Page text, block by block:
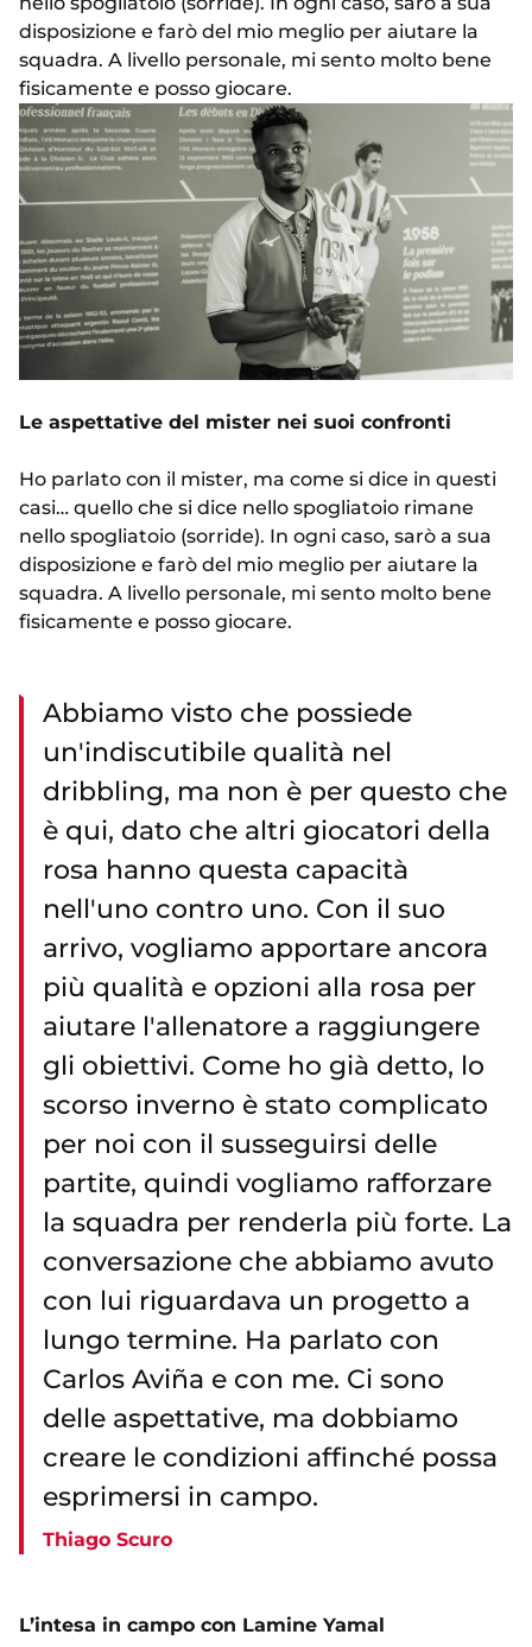
disposizione e farò del mio meglio per aiutare la
squadra. A livello personale, mi sento molto bene
fisicamente e posso giocare.
Le aspettative del mister nei suoi confronti
Ho parlato con il mister, ma come si dice in questi
casi… quello che si dice nello spogliatoio rimane
nello spogliatoio (sorride). In ogni caso, sarò a sua
disposizione e farò del mio meglio per aiutare la
squadra. A livello personale, mi sento molto bene
fisicamente e posso giocare.
Abbiamo visto che possiede
un'indiscutibile qualità nel
dribbling, ma non è per questo che
è qui, dato che altri giocatori della
rosa hanno questa capacità
nell'uno contro uno. Con il suo
arrivo, vogliamo apportare ancora
più qualità e opzioni alla rosa per
aiutare l'allenatore a raggiungere
gli obiettivi. Come ho già detto, lo
scorso inverno è stato complicato
per noi con il susseguirsi delle
partite, quindi vogliamo rafforzare
la squadra per renderla più forte. La
conversazione che abbiamo avuto
con lui riguardava un progetto a
lungo termine. Ha parlato con
Carlos Aviña e con me. Ci sono
delle aspettative, ma dobbiamo
creare le condizioni affinché possa
esprimersi in campo.
Thiago Scuro
L’intesa in campo con Lamine Yamal